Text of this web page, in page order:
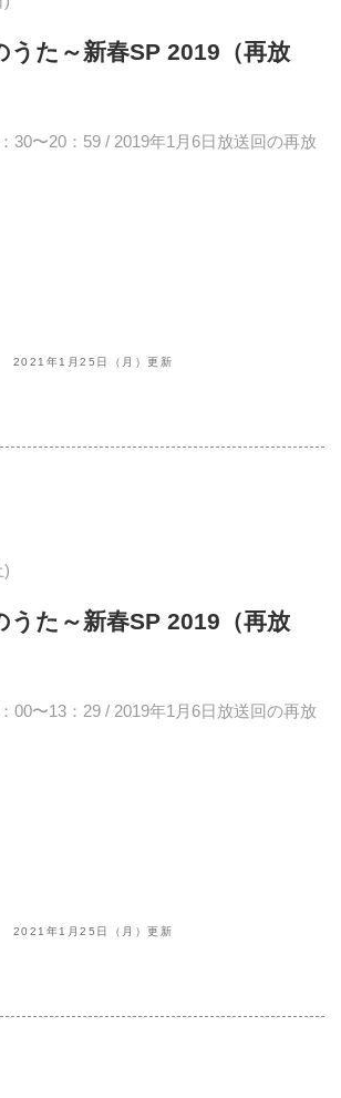
うた～新春SP 2019（再放
30〜20：59 / 2019年1月6日放送回の再放
2021年1月25日（月）更新
)
うた～新春SP 2019（再放
00〜13：29 / 2019年1月6日放送回の再放
2021年1月25日（月）更新